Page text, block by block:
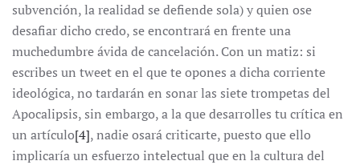
subvención, la realidad se defiende sola) y quien ose
desafiar dicho credo, se encontrará en frente una
muchedumbre ávida de cancelación. Con un matiz: si
escribes un tweet en el que te opones a dicha corriente
ideológica, no tardarán en sonar las siete trompetas del
Apocalipsis, sin embargo, a la que desarrolles tu crítica en
un artículo[4], nadie osará criticarte, puesto que ello
implicaría un esfuerzo intelectual que en la cultura del